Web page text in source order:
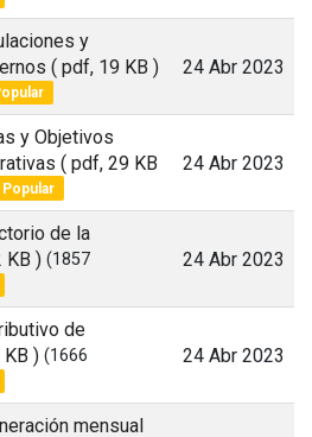
y
( pdf, 19 KB ) 24 Abr 2023
y Objetivos
( pdf, 29 KB
Popular
24 Abr 2023
de la
KB ) (1857
24 Abr 2023
de
) (1666
24 Abr 2023
mensual